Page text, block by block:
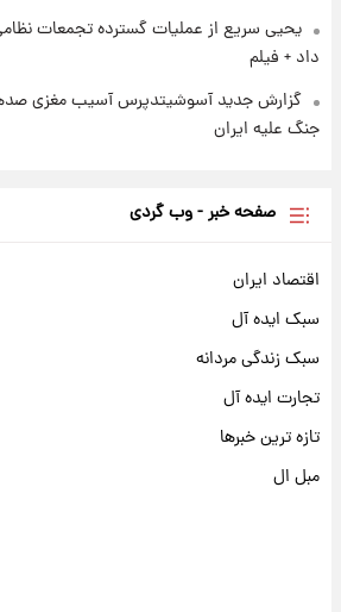
یحیی سریع از عملیات گسترده تجمعات
داد + فیلم
گزارش جدید آسوشیتدپرس آسیب مغزی
جنگ علیه ایران
صفحه خبر - وب گردی
اقتصاد ایران
سبک ایده آل
سبک زندگی مردانه
تجارت ایده آل
تازه ترین خبرها
مبل ال